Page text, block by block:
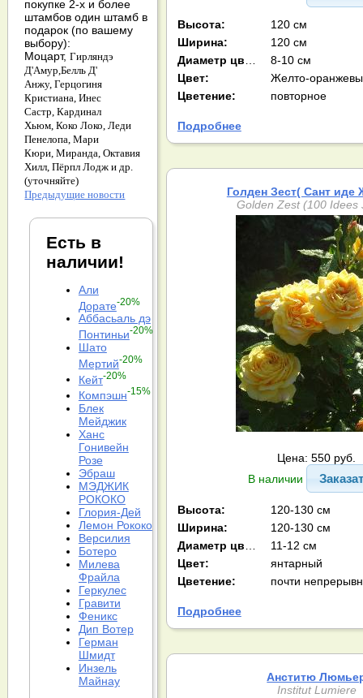
Высота:
120 см
Ширина:
120 см
8-10 см
Цвет:
Цветение:
повторное
Подробнее
Голден Зест( Сант иде
Golden Zest (100 Idees
Цена: 550 руб.
В наличии
Высота:
120-130 см
Ширина:
120-130 см
Диаметр цв-ка:
11-12 см
Цвет:
янтарный
Цветение:
почти
Подробнее
Анститю
Institut Lumiere
покупке 2-х и более
штамбов один штамб в
подарок (по вашему
выбору):
Моцарт,Гирляндэ
Д'Амур,Белль Д'
Анжу,Герцогиня
Кристиана,Инес
Састр,Кардинал
Хьюм,Коко Локо,Леди
Пенелопа,Мари
Кюри,Миранда,Октавия
Хилл,Пёрпл Лодж и др.
(уточняйте)
Предыдущие новости
Есть в
наличии!
Али
Дорате-20%
Аббасьаль дэ
Понтиньи-20%
Шато
Мертий-20%
Кейт-20%
Компэшн-15%
Блек
Мейджик
Ханс
Гонивейн
Розе
Эбраш
МЭДЖИК
РОКОКО
Глория-Дей
Лемон Рококо
Версилия
Ботеро
Милева
Фрайла
Геркулес
Гравити
Феникс
Дип Вотер
Герман
Шмидт
Инзель
Майнау